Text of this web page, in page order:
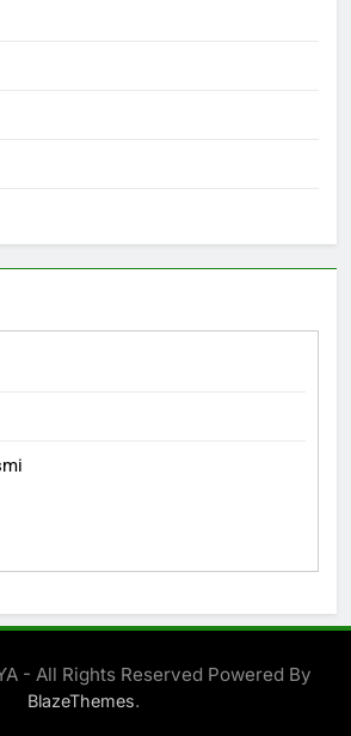
- All Rights Reserved Powered By
BlazeThemes.